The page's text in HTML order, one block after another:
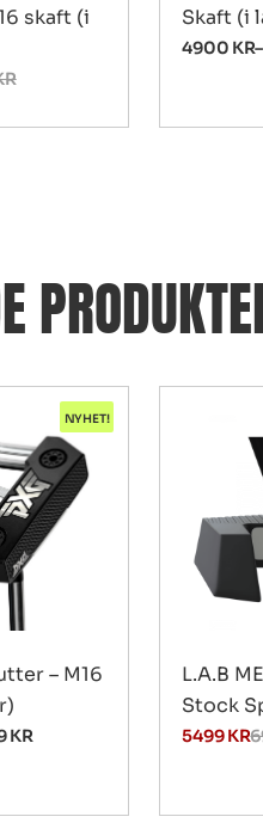
skaft (i
Skaft (i
4900 KR–
NYHET!
– M16
KR
L.A.B
Stock
5499KR